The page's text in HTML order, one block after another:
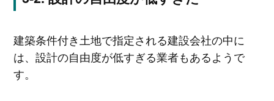
建築条件付き土地で指定される建設会社の中に
は、設計の自由度が低すぎる業者もあるようで
す。